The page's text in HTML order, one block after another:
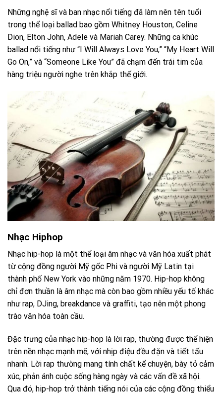
Những nghệ sĩ và ban nhạc nổi tiếng đã làm nên tên tuổi
trong thể loại ballad bao gồm Whitney Houston, Celine
Dion, Elton John, Adele và Mariah Carey. Những ca khúc
ballad nổi tiếng như “I Will Always Love You,” “My Heart Will
Go On,” và “Someone Like You” đã chạm đến trái tim của
hàng triệu người nghe trên khắp thế giới.
Nhạc Hiphop
Nhạc hip-hop là một thể loại âm nhạc và văn hóa xuất phát
từ cộng đồng người Mỹ gốc Phi và người Mỹ Latin tại
thành phố New York vào những năm 1970. Hip-hop không
chỉ đơn thuần là âm nhạc mà còn bao gồm nhiều yếu tố khác
như rap, DJing, breakdance và graffiti, tạo nên một phong
trào văn hóa toàn cầu.
Đặc trưng của nhạc hip-hop là lời rap, thường được thể hiện
trên nền nhạc mạnh mẽ, với nhịp điệu đều đặn và tiết tấu
nhanh. Lời rap thường mang tính chất kể chuyện, bày tỏ cảm
xúc, phản ánh cuộc sống hàng ngày và các vấn đề xã hội.
Qua đó, hip-hop trở thành tiếng nói của các cộng đồng thiểu